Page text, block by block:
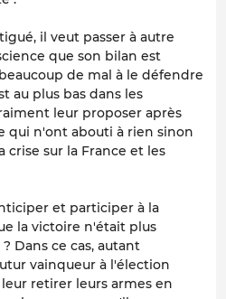
il veut passer à autre
que son bilan est
de mal à le défendre
au plus bas dans les
leur proposer après
qui n'ont abouti à rien sinon
crise sur la France et les
et participer à la
la victoire n'était plus
Dans ce cas, autant
vainqueur à l'élection
retirer leurs armes en